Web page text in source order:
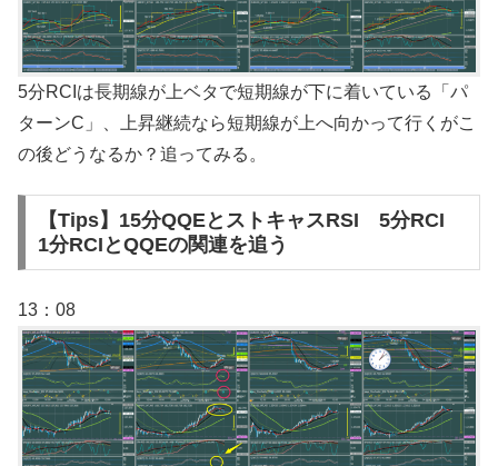
5分RCIは長期線が上ベタで短期線が下に着いている「パ
ターンC」、上昇継続なら短期線が上へ向かって行くがこ
の後どうなるか？追ってみる。
【Tips】15分QQEとストキャスRSI 5分RCI
1分RCIとQQEの関連を追う
13：08